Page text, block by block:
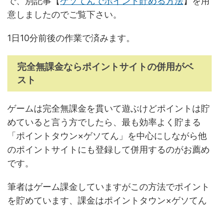
意しましたのでご覧下さい。
1日10分前後の作業で済みます。
完全無課金ならポイントサイトの併用がベ
スト
ゲームは完全無課金を貫いて遊ぶけどポイントは貯
めていると言う方でしたら、最も効率よく貯まる
「ポイントタウン×ゲソてん」を中心にしながら他
のポイントサイトにも登録して併用するのがお薦め
です。
筆者はゲーム課金していますがこの方法でポイント
を貯めています、課金はポイントタウン×ゲソてん